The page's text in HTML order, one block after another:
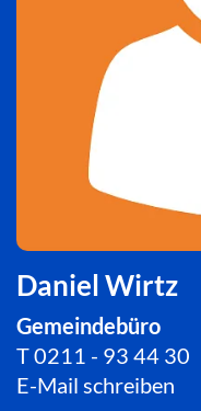
Daniel Wirtz
Gemeindebüro
T0211 - 93 44 30
E-Mail schreiben